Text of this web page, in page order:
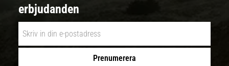
erbjudanden
Prenumerera